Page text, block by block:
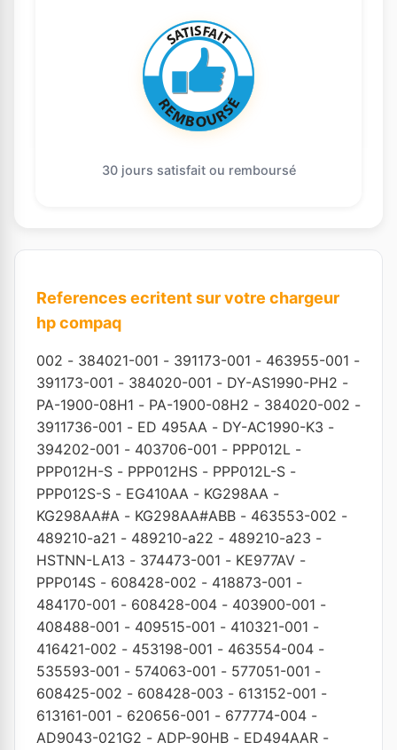
30 jours satisfait ou remboursé
References ecritent sur votre chargeur
hp compaq
002 - 384021-001 - 391173-001 - 463955-001 -
391173-001 - 384020-001 - DY-AS1990-PH2 -
PA-1900-08H1 - PA-1900-08H2 - 384020-002 -
3911736-001 - ED 495AA - DY-AC1990-K3 -
394202-001 - 403706-001 - PPP012L -
PPP012H-S - PPP012HS - PPP012L-S -
PPP012S-S - EG410AA - KG298AA -
KG298AA#A - KG298AA#ABB - 463553-002 -
489210-a21 - 489210-a22 - 489210-a23 -
HSTNN-LA13 - 374473-001 - KE977AV -
PPP014S - 608428-002 - 418873-001 -
484170-001 - 608428-004 - 403900-001 -
408488-001 - 409515-001 - 410321-001 -
416421-002 - 453198-001 - 463554-004 -
535593-001 - 574063-001 - 577051-001 -
608425-002 - 608428-003 - 613152-001 -
613161-001 - 620656-001 - 677774-004 -
AD9043-021G2 - ADP-90HB - ED494AAR -